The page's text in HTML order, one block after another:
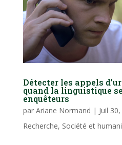
Détecter les appels
quand la linguistique
enquêteurs
par Ariane Normand | Juil
Recherche, Société et